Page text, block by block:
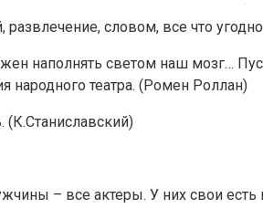
развлечение, словом, все что
наполнять светом наш мозг…
народного театра. (Ромен Роллан)
(К.Станиславский)
– все актеры. У них свои